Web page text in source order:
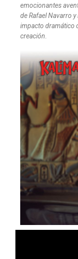
emocionantes
de Rafael Navarro
impacto dramático
creación.